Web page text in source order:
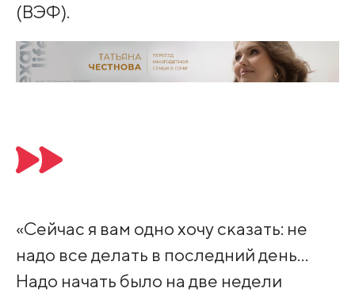
(ВЭФ).
«Сейчас я вам одно хочу сказать: не
надо все делать в последний день…
Надо начать было на две недели